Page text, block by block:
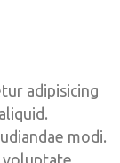
adipisicing
modi.
voluptate